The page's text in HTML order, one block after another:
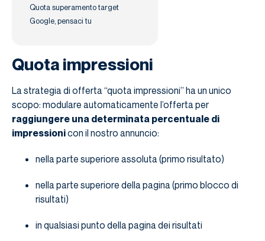
Quota superamento target
Google, pensaci tu
Quota impressioni
La strategia di offerta “quota impressioni” ha un unico
scopo: modulare automaticamente l’offerta per
raggiungere una determinata percentuale di
impressionicon il nostro annuncio:
nella parte superiore assoluta (primo risultato)
nella parte superiore della pagina (primo blocco di
risultati)
in qualsiasi punto della pagina dei risultati